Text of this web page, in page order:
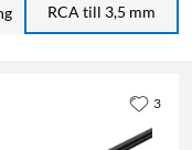
RCA till 3,5 mm
3